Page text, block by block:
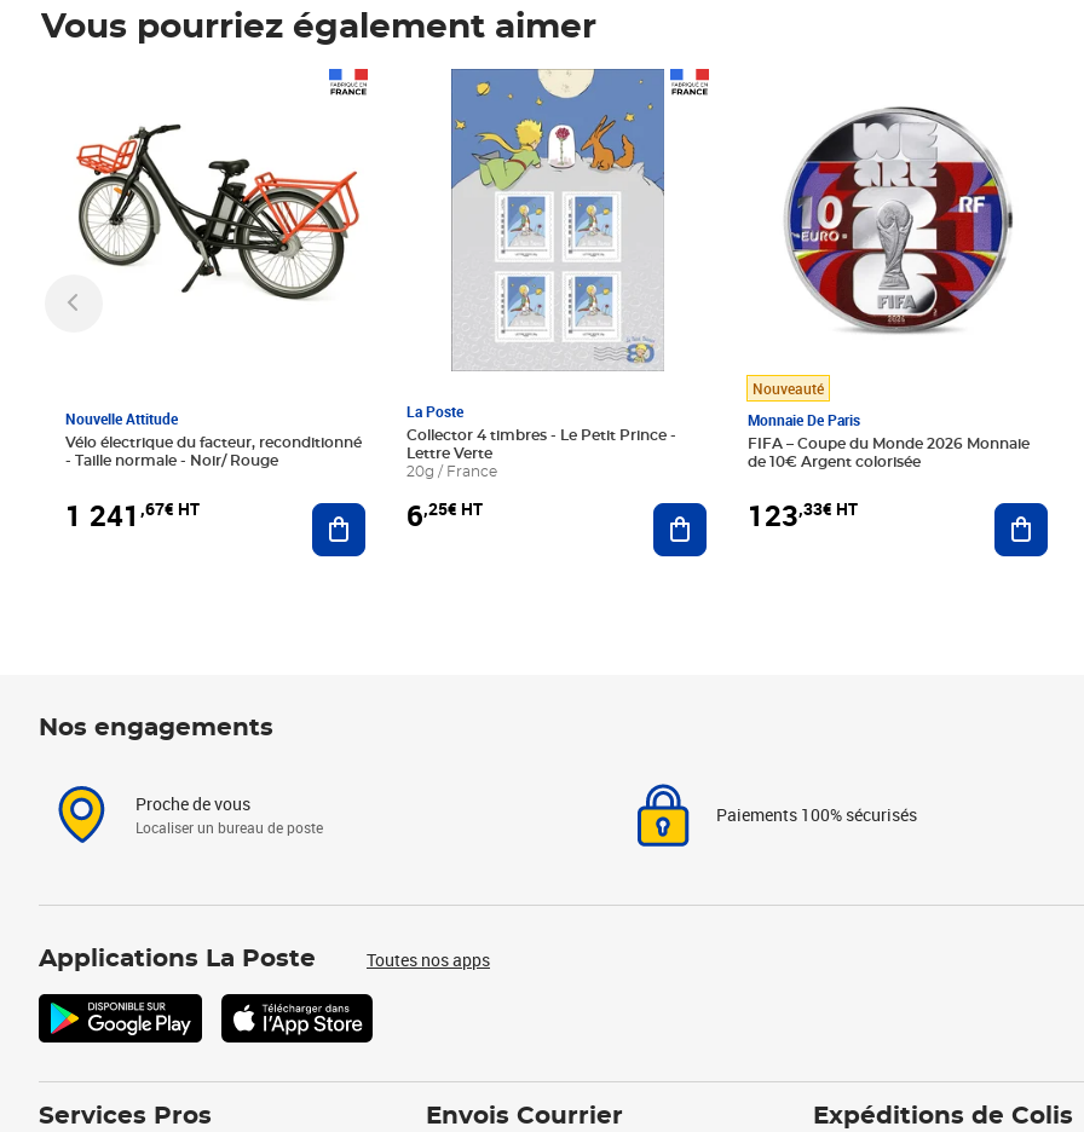
Vous pourriez également aimer
Nouvelle Attitude
Vélo électrique du facteur, reconditionné
- Taille normale - Noir/ Rouge
1 241 ,67€ HT Ajouter au panier
La Poste
Collector 4 timbres - Le Petit Prince -
Lettre Verte
20g / France
6,25€ HT
Prix 6,25€ HT
Ajouter au panier
Nouveauté
Monnaie De Paris
FIFA – Coupe du Monde 2026 Monnaie
de 10€ Argent colorisée
123,33€ HT
Nos engagements
Proche de vous
Localiser un bureau de poste
Paiements 100% sécurisés
Applications La Poste Toutes nos apps
Services Pros Envois Courrier Expéditions de Colis